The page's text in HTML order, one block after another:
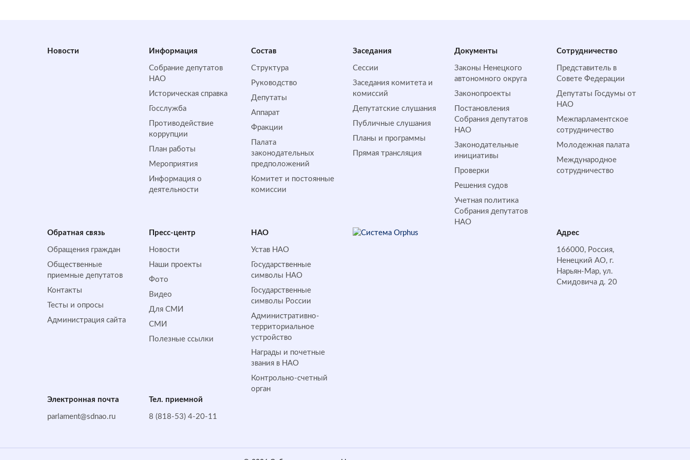
Новости Информация
Собрание депутатов
НАО
Историческая справка
Госслужба
Противодействие
коррупции
План работы
Мероприятия
Информация о
деятельности
Состав
Структура
Руководство
Депутаты
Аппарат
Фракции
Палата
законодательных
предположений
Комитет и постоянные
комиссии
Заседания
Сессии
Заседания комитета и
комиссий
Депутатские слушания
Публичные слушания
Планы и программы
Прямая трансляция
Документы
Законы Ненецкого
автономного округа
Законопроекты
Постановления
Собрания депутатов
НАО
Законодательные
инициативы
Проверки
Решения судов
Учетная политика
Собрания депутатов
НАО
Сотрудничество
Представитель в
Совете Федерации
Депутаты Госдумы от
НАО
Межпарламентское
сотрудничество
Молодежная палата
Международное
сотрудничество
Обратная cвязь
Обращения граждан
Общественные
приемные депутатов
Контакты
Тесты и опросы
Администрация сайта
Пресс-центр
Новости
Наши проекты
Фото
Видео
Для СМИ
СМИ
Полезные ссылки
НАО
Устав НАО
Государственные
символы НАО
Государственные
символы России
Административно-
территориальное
устройство
Награды и почетные
звания в НАО
Контрольно-счетный
орган
Адрес
166000, Россия,
Ненецкий АО, г.
Нарьян-Мар, ул.
Смидовича д. 20
Электронная почта
parlament@sdnao.ru
Тел. приемной
8 (818-53) 4-20-11